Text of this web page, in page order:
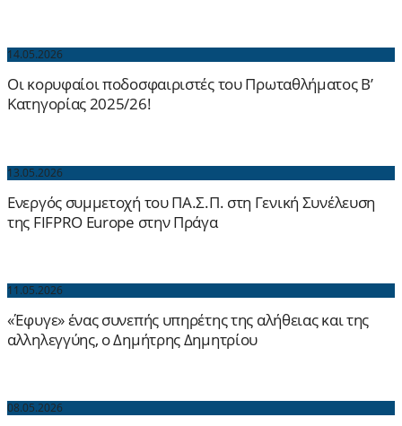
14.05.2026
Οι κορυφαίοι ποδοσφαιριστές του Πρωταθλήματος Β’
Κατηγορίας 2025/26!
13.05.2026
Ενεργός συμμετοχή του ΠΑ.Σ.Π. στη Γενική Συνέλευση
της FIFPRO Europe στην Πράγα
11.05.2026
«Έφυγε» ένας συνεπής υπηρέτης της αλήθειας και της
αλληλεγγύης, ο Δημήτρης Δημητρίου
08.05.2026